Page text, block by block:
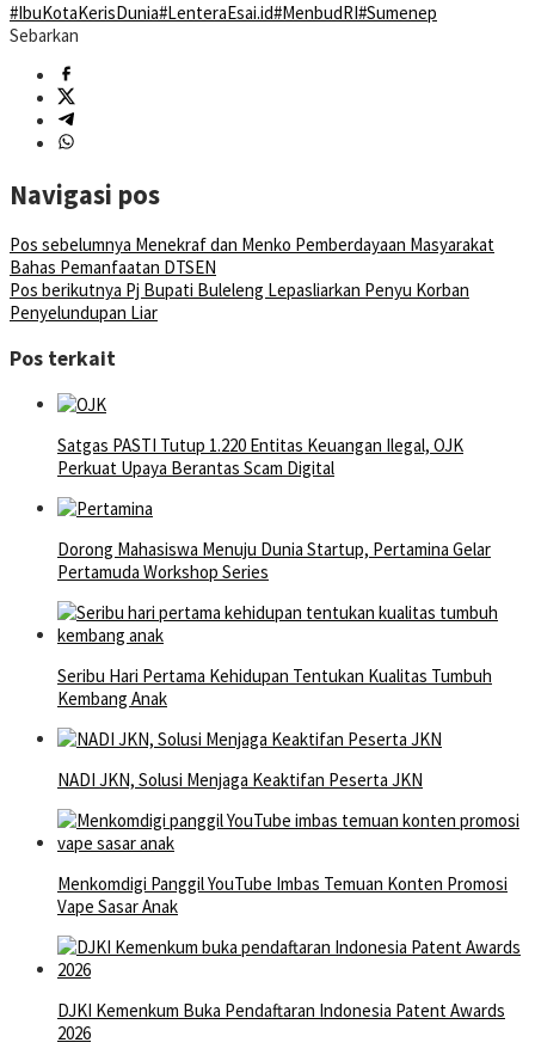
#IbuKotaKerisDunia#LenteraEsai.id#MenbudRI#Sumenep
Sebarkan
Navigasi pos
Pos sebelumnya Menekraf dan Menko Pemberdayaan Masyarakat
Bahas Pemanfaatan DTSEN
Pos berikutnya Pj Bupati Buleleng Lepasliarkan Penyu Korban
Penyelundupan Liar
Pos terkait
Satgas PASTI Tutup 1.220 Entitas Keuangan Ilegal, OJK
Perkuat Upaya Berantas Scam Digital
Dorong Mahasiswa Menuju Dunia Startup, Pertamina Gelar
Pertamuda Workshop Series
Seribu Hari Pertama Kehidupan Tentukan Kualitas Tumbuh
Kembang Anak
NADI JKN, Solusi Menjaga Keaktifan Peserta JKN
Menkomdigi Panggil YouTube Imbas Temuan Konten Promosi
Vape Sasar Anak
DJKI Kemenkum Buka Pendaftaran Indonesia Patent Awards
2026